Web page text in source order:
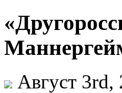
Август 3rd,